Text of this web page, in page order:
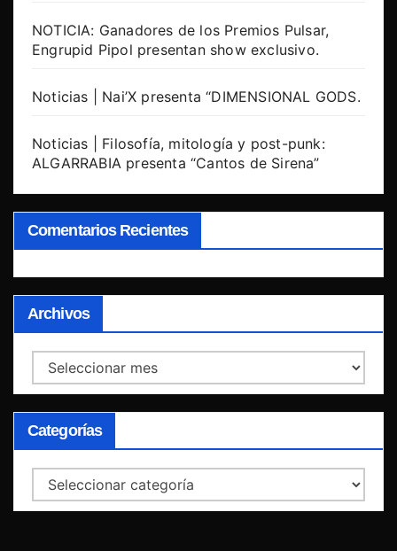
NOTICIA: Ganadores de los Premios Pulsar,
Engrupid Pipol presentan show exclusivo.
Noticias | Nai’X presenta “DIMENSIONAL GODS.
Noticias | Filosofía, mitología y post-punk:
ALGARRABIA presenta “Cantos de Sirena”
Comentarios Recientes
Archivos
Archivos
Categorías
Categorías